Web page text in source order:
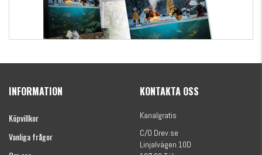
(julkalender)
INFORMATION
Köpvillkor
Vanliga frågor
KONTAKTA OSS
Kanalgratis
C/O Drev.se
Linjalvägen 10D